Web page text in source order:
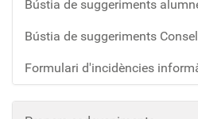
Bústia de suggeriments
Bústia de suggeriments
Formulari d'incidències